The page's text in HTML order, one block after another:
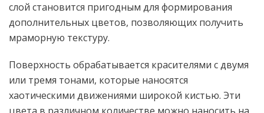
слой становится пригодным для формирования
дополнительных цветов, позволяющих получить
мраморную текстуру.
Поверхность обрабатывается красителями с двумя
или тремя тонами, которые наносятся
хаотическими движениями широкой кистью. Эти